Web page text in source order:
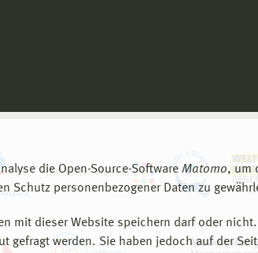
die Open-Source-Software Matomo, um
Schutz personenbezogener Daten zu
mit dieser Website speichern darf oder
gefragt werden. Sie haben jedoch auf der